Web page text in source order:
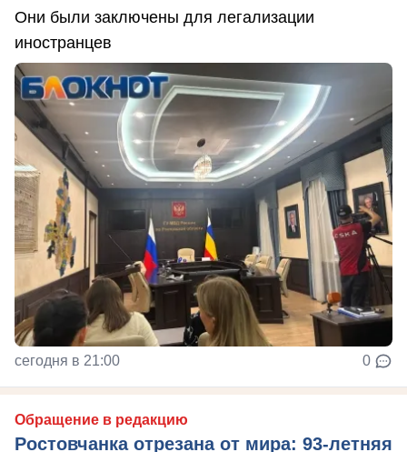
Они были заключены для легализации
иностранцев
сегодня в 21:00 0
Обращение в редакцию
Ростовчанка отрезана от мира: 93-летняя